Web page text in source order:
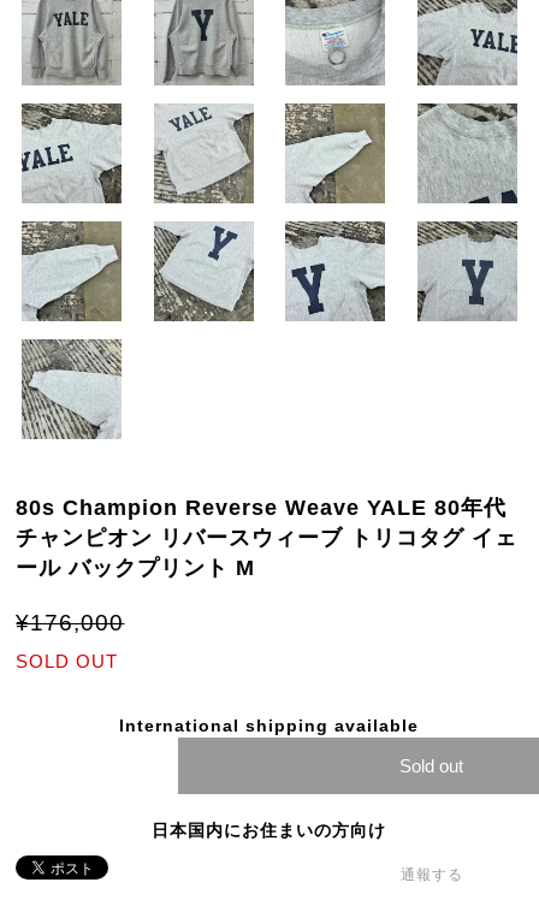
80s Champion Reverse Weave YALE 80年代
チャンピオン リバースウィーブ トリコタグ イェ
ール バックプリント M
¥176,000
SOLD OUT
International shipping available
Sold out
日本国内にお住まいの方向け
通報する